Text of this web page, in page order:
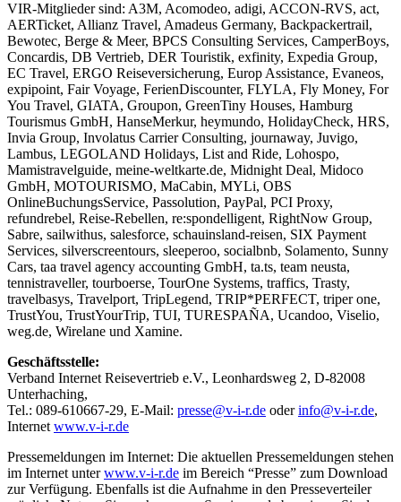
VIR-Mitglieder sind: A3M, Acomodeo, adigi, ACCON-RVS, act,
AERTicket, Allianz Travel, Amadeus Germany, Backpackertrail,
Bewotec, Berge & Meer, BPCS Consulting Services, CamperBoys,
Concardis, DB Vertrieb, DER Touristik, exfinity, Expedia Group,
EC Travel, ERGO Reiseversicherung, Europ Assistance, Evaneos,
expipoint, Fair Voyage, FerienDiscounter, FLYLA, Fly Money, For
You Travel, GIATA, Groupon, GreenTiny Houses, Hamburg
Tourismus GmbH, HanseMerkur, heymundo, HolidayCheck, HRS,
Invia Group, Involatus Carrier Consulting, journaway, Juvigo,
Lambus, LEGOLAND Holidays, List and Ride, Lohospo,
Mamistravelguide, meine-weltkarte.de, Midnight Deal, Midoco
GmbH, MOTOURISMO, MaCabin, MYLi, OBS
OnlineBuchungsService, Passolution, PayPal, PCI Proxy,
refundrebel, Reise-Rebellen, re:spondelligent, RightNow Group,
Sabre, sailwithus, salesforce, schauinsland-reisen, SIX Payment
Services, silverscreentours, sleeperoo, socialbnb, Solamento, Sunny
Cars, taa travel agency accounting GmbH, ta.ts, team neusta,
tennistraveller, tourboerse, TourOne Systems, traffics, Trasty,
travelbasys, Travelport, TripLegend, TRIP*PERFECT, triper one,
TrustYou, TrustYourTrip, TUI, TURESPAÑA, Ucandoo, Viselio,
weg.de, Wirelane und Xamine.
Geschäftsstelle:
Verband Internet Reisevertrieb e.V., Leonhardsweg 2, D-82008
Unterhaching,
Tel.: 089-610667-29, E-Mail: presse@v-i-r.de oderinfo@v-i-r.de,
Internetwww.v-i-r.de
Pressemeldungen im Internet: Die aktuellen Pressemeldungen stehen
im Internet unterwww.v-i-r.de im Bereich “Presse” zum Download
zur Verfügung. Ebenfalls ist die Aufnahme in den Presseverteiler